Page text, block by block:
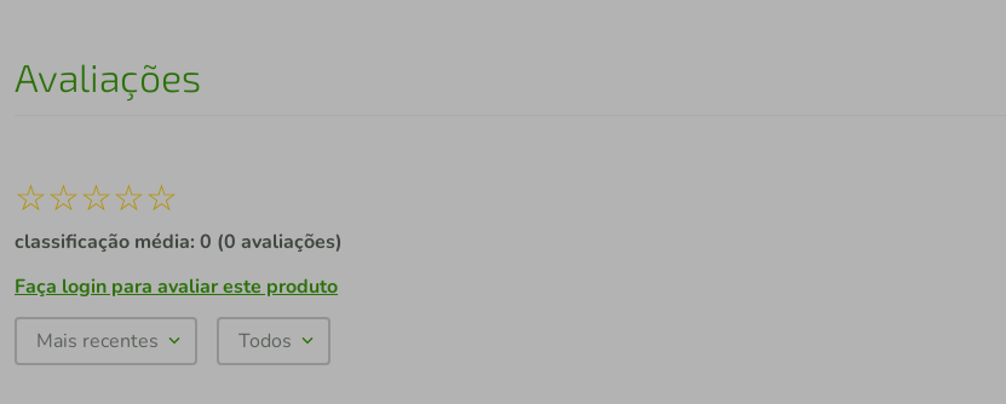
Avaliações
☆☆☆☆☆
classificação média: 0 (0 avaliações)
Faça login para avaliar este produto
Mais recentes Todos